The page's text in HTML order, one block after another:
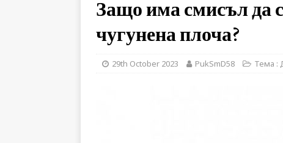
Защо има смисъл да
чугунена плоча?
29th October 2023 PukSmD58 Тема :